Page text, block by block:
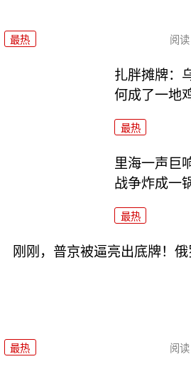
最热 阅读
扎胖摊牌：
何成了一地
最热
里海一声巨
战争炸成一
最热
刚刚，普京被逼亮出底牌！俄
最热 阅读